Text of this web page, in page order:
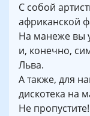
С собой
африканской
На манеже вы
и, конечно,
Льва.
А также, для
дискотека на
Не